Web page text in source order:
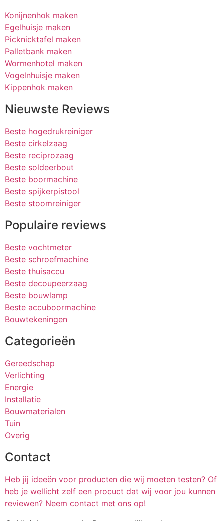
Konijnenhok maken
Egelhuisje maken
Picknicktafel maken
Palletbank maken
Wormenhotel maken
Vogelnhuisje maken
Kippenhok maken
Nieuwste Reviews
Beste hogedrukreiniger
Beste cirkelzaag
Beste reciprozaag
Beste soldeerbout
Beste boormachine
Beste spijkerpistool
Beste stoomreiniger
Populaire reviews
Beste vochtmeter
Beste schroefmachine
Beste thuisaccu
Beste decoupeerzaag
Beste bouwlamp
Beste accuboormachine
Bouwtekeningen
Categorieën
Gereedschap
Verlichting
Energie
Installatie
Bouwmaterialen
Tuin
Overig
Contact
Heb jij ideeën voor producten die wij moeten testen? Of
heb je wellicht zelf een product dat wij voor jou kunnen
reviewen? Neem contact met ons op!